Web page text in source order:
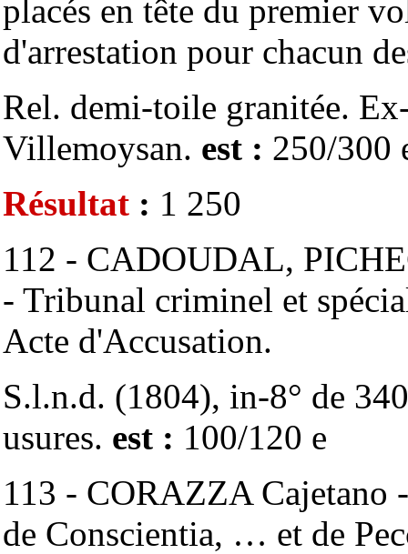
placés en tête du premier
d'arrestation pour chacun
Rel. demi-toile granitée.
Villemoysan. est : 250/300
Résultat : 1 250
112 - CADOUDAL,
- Tribunal criminel et
Acte d'Accusation.
S.l.n.d. (1804), in-8° de
usures. est : 100/120 e
113 - CORAZZA Cajetano
de Conscientia, … et de